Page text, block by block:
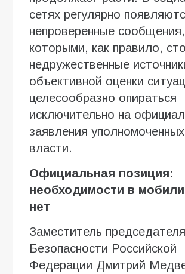
сетях регулярно
непроверенные
которыми, как правило,
недружественные
объективной оценки
целесообразно опираться
исключительно на
заявления
власти.
Официальная позиция:
необходимости в
нет
Заместитель
Безопасности Российской
Федерации Дмитрий